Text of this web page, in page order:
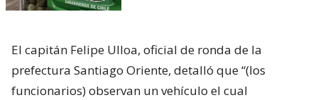
El capitán Felipe Ulloa, oficial de ronda de la
prefectura Santiago Oriente, detalló que “(los
funcionarios) observan un vehículo el cual